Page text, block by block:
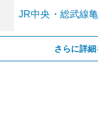
JR中央・総武線
さらに詳